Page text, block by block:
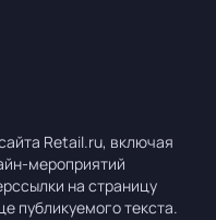
Retail.ru, включая
мероприятий
на страницу
публикуемого текста.